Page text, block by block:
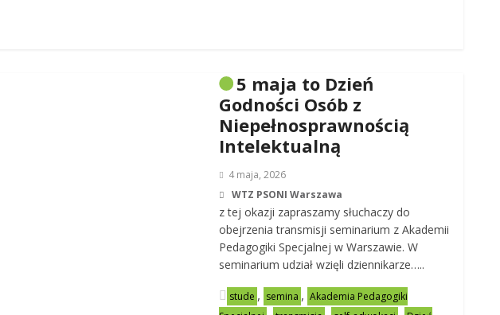
5 maja to Dzień
Godności Osób z
Niepełnosprawnością
Intelektualną
4 maja, 2026
WTZ PSONI Warszawa
z tej okazji zapraszamy słuchaczy do
obejrzenia transmisji seminarium z Akademii
Pedagogiki Specjalnej w Warszawie. W
seminarium udział wzięli dziennikarze…..
stude , semina , Akademia Pedagogiki